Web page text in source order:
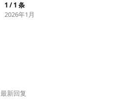
1 /1 条
2026年1月
最新回复